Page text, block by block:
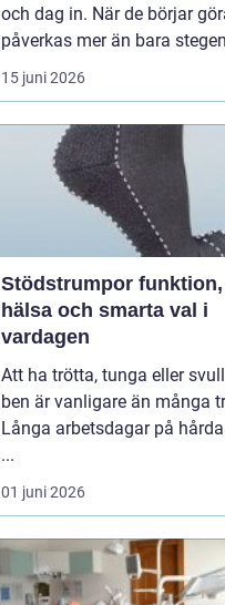
och dag in. När de börjar
15 juni 2026
Stödstrumpor funktion,
hälsa och smarta val i
vardagen
Att ha trötta, tunga eller
ben är vanligare än många
Långa arbetsdagar på
...
01 juni 2026